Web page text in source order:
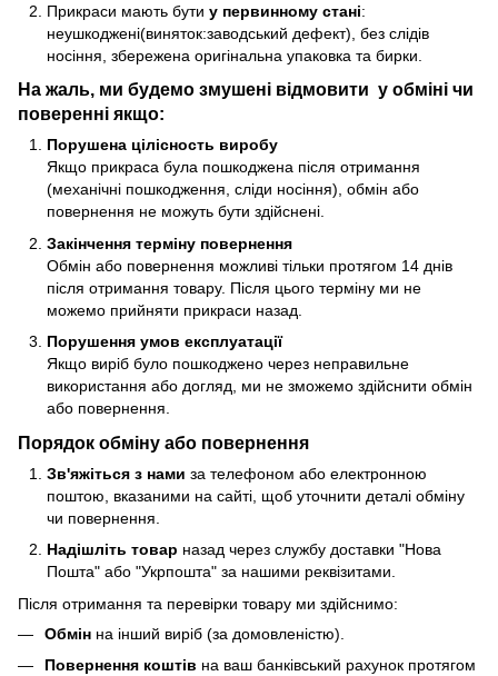
Прикраси мають бути у первинному стані:
неушкоджені(виняток:заводський дефект), без слідів
носіння, збережена оригінальна упаковка та бирки.
На жаль, ми будемо змушені відмовити у обміні чи
поверенні якщо:
Порушена цілісность виробу
Якщо прикраса була пошкоджена після отримання
(механічні пошкодження, сліди носіння), обмін або
повернення не можуть бути здійснені.
Закінчення терміну повернення
Обмін або повернення можливі тільки протягом 14 днів
після отримання товару. Після цього терміну ми не
можемо прийняти прикраси назад.
Порушення умов експлуатації
Якщо виріб було пошкоджено через неправильне
використання або догляд, ми не зможемо здійснити обмін
або повернення.
Порядок обміну або повернення
Зв'яжіться з нами за телефоном або електронною
поштою, вказаними на сайті, щоб уточнити деталі обміну
чи повернення.
Надішліть товар назад через службу доставки "Нова
Пошта" або "Укрпошта" за нашими реквізитами.
Після отримання та перевірки товару ми здійснимо:
Обмін на інший виріб (за домовленістю).
Повернення коштів на ваш банківський рахунок протягом